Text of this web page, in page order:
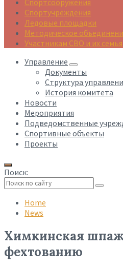
Спортсооружения
Спортучреждения
Ледовые площадки
Методическое
Участникам СВО и их
Управление
Документы
Структура
История комитета
Новости
Мероприятия
Подведомственные
Спортивные объекты
Проекты
Поиск:
search
Home
News
Химкинская
фехтованию